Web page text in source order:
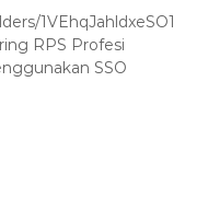
1VEhqJahldxeSO1
RPS Profesi
SSO